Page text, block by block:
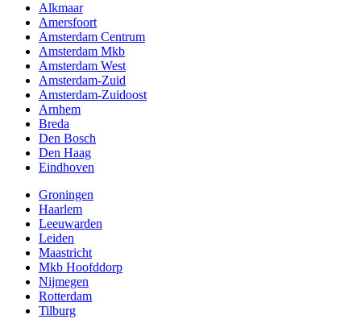
Alkmaar
Amersfoort
Amsterdam Centrum
Amsterdam Mkb
Amsterdam West
Amsterdam-Zuid
Amsterdam-Zuidoost
Arnhem
Breda
Den Bosch
Den Haag
Eindhoven
Groningen
Haarlem
Leeuwarden
Leiden
Maastricht
Mkb Hoofddorp
Nijmegen
Rotterdam
Tilburg